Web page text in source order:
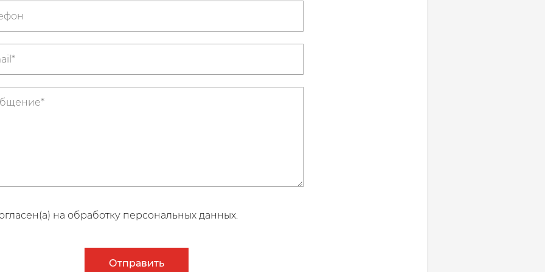
на обработку персональных данных.
Отправить